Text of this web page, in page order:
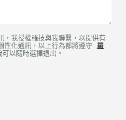
，我授權羅技與我聯繫，以提供有
性化通訊，以上行為都將遵守 羅
可以隨時選擇退出。